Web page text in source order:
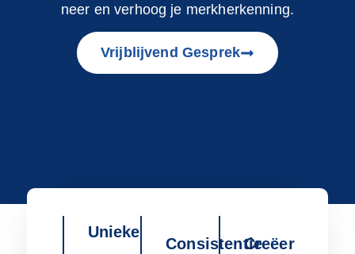
neer en verhoog je merkherkenning.
Vrijblijvend Gesprek
Unieke
ConsistentieCreëer